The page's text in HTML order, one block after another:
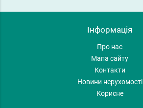
Інформація
Про нас
Мапа сайту
Контакти
Новини нерухомості
Корисне